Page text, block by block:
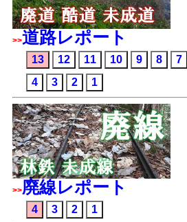
>>道路レポート
13 12 11 10 9 8 7
4
3 2 1
>>廃線レポート
4 3 2 1